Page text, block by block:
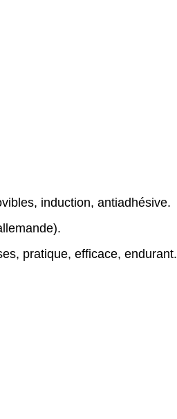
induction, antiadhésive.
pratique, efficace, endurant.